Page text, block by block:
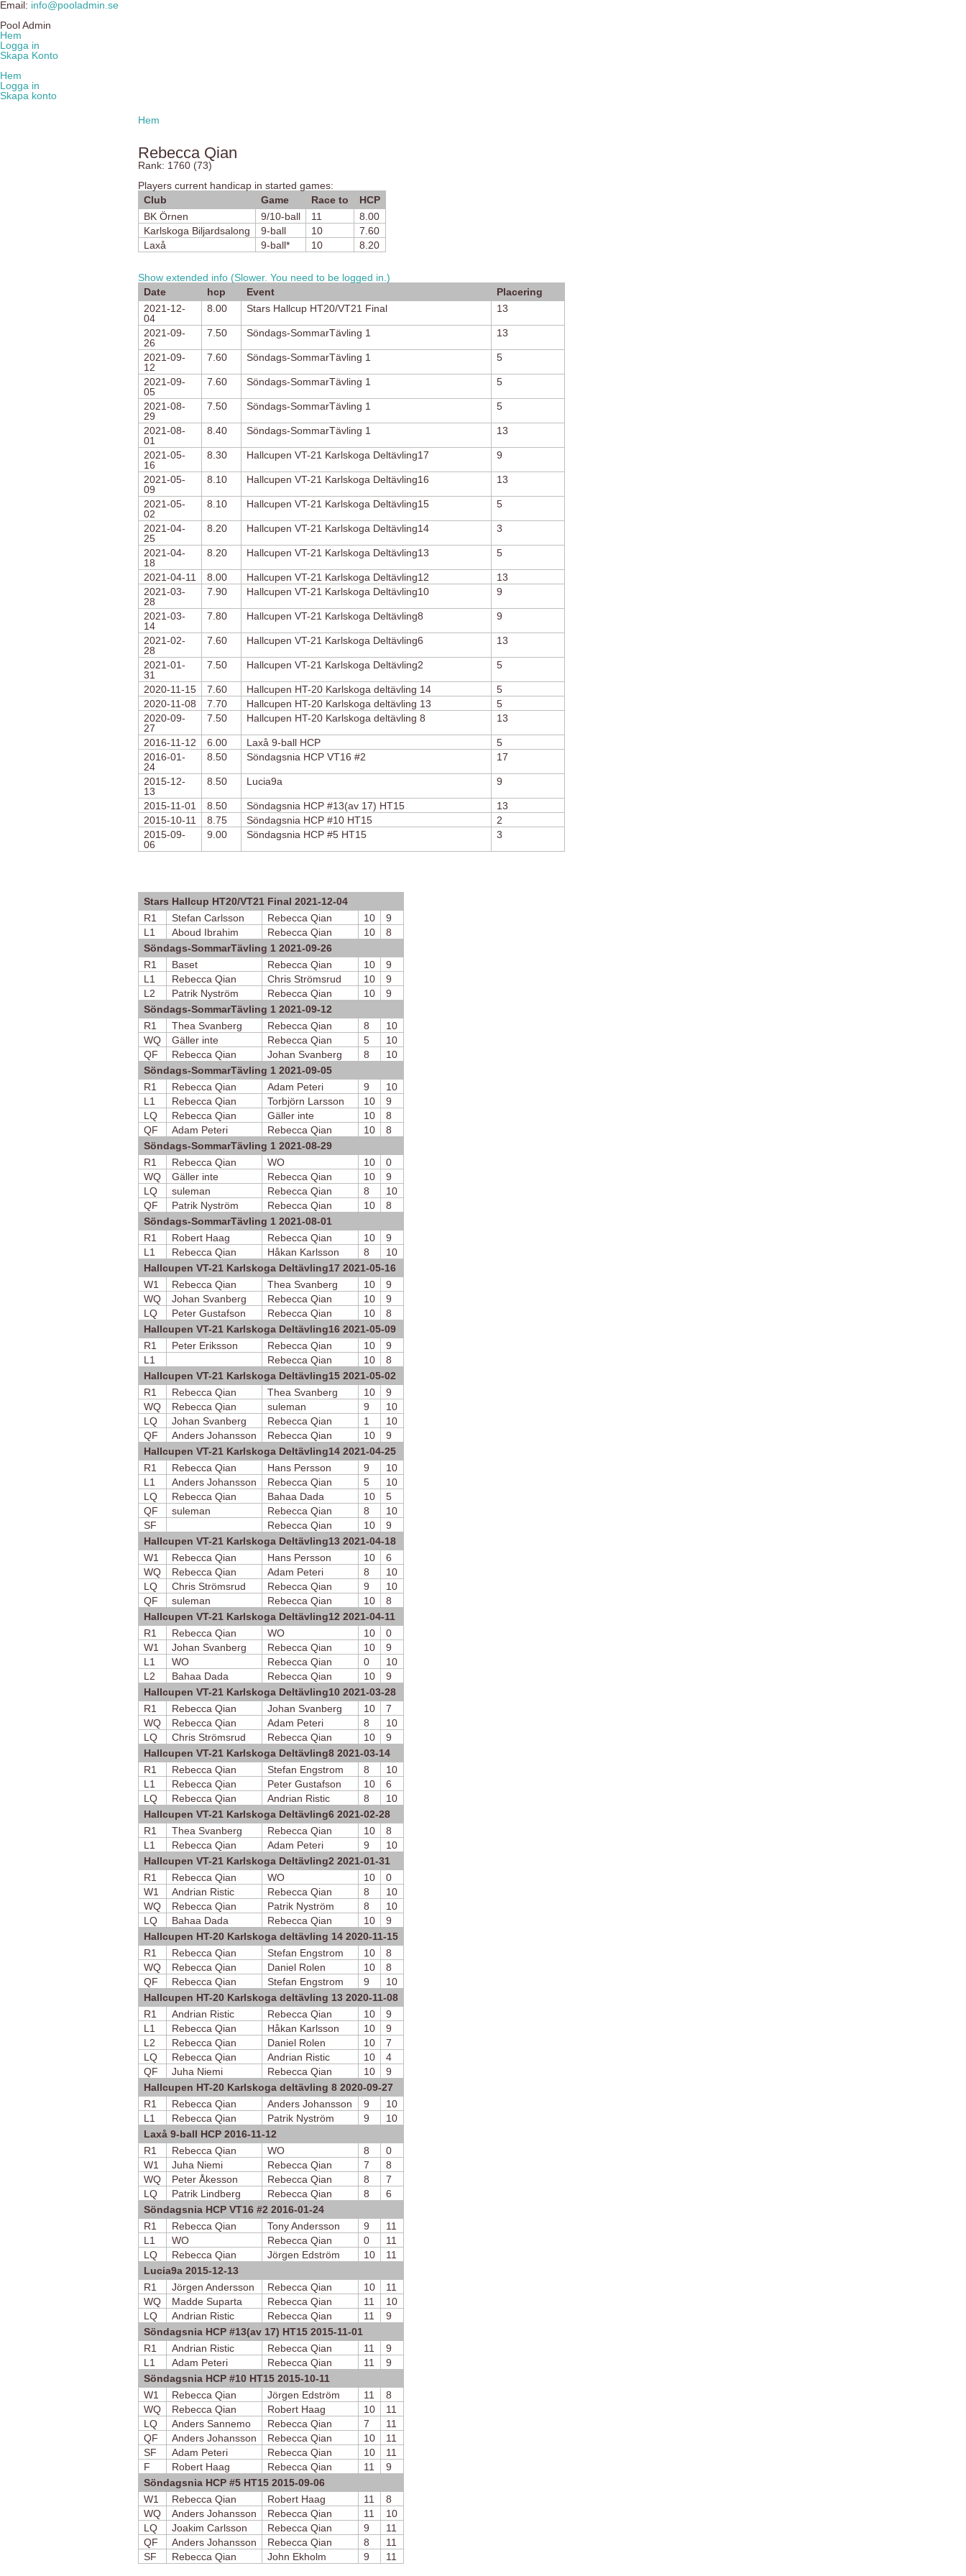
Email: info@pooladmin.se
Pool Admin
Hem
Logga in
Skapa Konto
Hem
Logga in
Skapa konto
Hem
Rebecca Qian
Rank: 1760 (73)
Players current handicap in started games:
Club
Game Race to
HCP
BK Örnen
9/10-ball 11
8.00
Karlskoga Biljardsalong
9-ball 10
7.60
Laxå
9-ball* 10 8.20
Show extended info (Slower. You need to be logged in.)
Date
hcp Event
Placering
2021-12-
04
8.00 Stars Hallcup HT20/VT21 Final 13
2021-09-
26
7.50 Söndags-SommarTävling 1 13
2021-09-
12
7.60 Söndags-SommarTävling 1 5
2021-09-
05
7.60 Söndags-SommarTävling 1 5
2021-08-
29
7.50 Söndags-SommarTävling 1 5
2021-08-
01
8.40 Söndags-SommarTävling 1 13
2021-05-
16
8.30 Hallcupen VT-21 Karlskoga Deltävling17 9
2021-05-
09
8.10 Hallcupen VT-21 Karlskoga Deltävling16 13
2021-05-
02
8.10 Hallcupen VT-21 Karlskoga Deltävling15 5
2021-04-
25
8.20 Hallcupen VT-21 Karlskoga Deltävling14 3
2021-04-
18
8.20 Hallcupen VT-21 Karlskoga Deltävling13 5
2021-04-11 8.00 Hallcupen VT-21 Karlskoga Deltävling12
13
2021-03-
28
7.90 Hallcupen VT-21 Karlskoga Deltävling10 9
2021-03-
14
7.80 Hallcupen VT-21 Karlskoga Deltävling8 9
2021-02-
28
7.60 Hallcupen VT-21 Karlskoga Deltävling6 13
2021-01-
31
7.50 Hallcupen VT-21 Karlskoga Deltävling2 5
2020-11-15 7.60 Hallcupen HT-20 Karlskoga deltävling 14
5
2020-11-08
7.70 Hallcupen HT-20 Karlskoga deltävling 13
5
2020-09-
27
7.50 Hallcupen HT-20 Karlskoga deltävling 8 13
2016-11-12 6.00 Laxå 9-ball HCP
5
2016-01-
24
8.50 Söndagsnia HCP VT16 #2 17
2015-12-
13
8.50 Lucia9a 9
2015-11-01 8.50 Söndagsnia HCP #13(av 17) HT15
13
2015-10-11
8.75 Söndagsnia HCP #10 HT15
2
2015-09-
06
9.00 Söndagsnia HCP #5 HT15 3
Stars Hallcup HT20/VT21 Final 2021-12-04
R1
Stefan Carlsson Rebecca Qian 10
9
L1
Aboud Ibrahim Rebecca Qian 10
8
Söndags-SommarTävling 1 2021-09-26
R1
Baset Rebecca Qian 10
9
L1
Rebecca Qian Chris Strömsrud 10
9
L2
Patrik Nyström Rebecca Qian 10
9
Söndags-SommarTävling 1 2021-09-12
R1
Thea Svanberg Rebecca Qian 8
10
WQ
Gäller inte Rebecca Qian 5
10
QF
Rebecca Qian Johan Svanberg 8
10
Söndags-SommarTävling 1 2021-09-05
R1
Rebecca Qian Adam Peteri 9
10
L1
Rebecca Qian Torbjörn Larsson 10
9
LQ
Rebecca Qian Gäller inte 10
8
QF
Adam Peteri Rebecca Qian 10
8
Söndags-SommarTävling 1 2021-08-29
R1
Rebecca Qian WO 10
0
WQ
Gäller inte Rebecca Qian 10
9
LQ
suleman Rebecca Qian 8
10
QF
Patrik Nyström Rebecca Qian 10
8
Söndags-SommarTävling 1 2021-08-01
R1
Robert Haag Rebecca Qian 10
9
L1
Rebecca Qian Håkan Karlsson 8
10
Hallcupen VT-21 Karlskoga Deltävling17 2021-05-16
W1
Rebecca Qian Thea Svanberg 10
9
WQ
Johan Svanberg Rebecca Qian 10
9
LQ
Peter Gustafson Rebecca Qian 10
8
Hallcupen VT-21 Karlskoga Deltävling16 2021-05-09
R1
Peter Eriksson Rebecca Qian 10
9
L1
Rebecca Qian 10
8
Hallcupen VT-21 Karlskoga Deltävling15 2021-05-02
R1
Rebecca Qian Thea Svanberg 10
9
WQ
Rebecca Qian suleman 9
10
LQ
Johan Svanberg Rebecca Qian 1
10
QF
Anders Johansson Rebecca Qian 10
9
Hallcupen VT-21 Karlskoga Deltävling14 2021-04-25
R1
Rebecca Qian Hans Persson 9
10
L1
Anders Johansson Rebecca Qian 5
10
LQ
Rebecca Qian Bahaa Dada 10
5
QF
suleman Rebecca Qian 8
10
SF
Rebecca Qian 10
9
Hallcupen VT-21 Karlskoga Deltävling13 2021-04-18
W1
Rebecca Qian Hans Persson 10
6
WQ
Rebecca Qian Adam Peteri 8
10
LQ
Chris Strömsrud Rebecca Qian 9
10
QF
suleman Rebecca Qian 10
8
Hallcupen VT-21 Karlskoga Deltävling12 2021-04-11
R1
Rebecca Qian WO 10
0
W1
Johan Svanberg Rebecca Qian 10
9
L1
WO Rebecca Qian 0
10
L2
Bahaa Dada Rebecca Qian 10
9
Hallcupen VT-21 Karlskoga Deltävling10 2021-03-28
R1
Rebecca Qian Johan Svanberg 10
7
WQ
Rebecca Qian Adam Peteri 8
10
LQ
Chris Strömsrud Rebecca Qian 10
9
Hallcupen VT-21 Karlskoga Deltävling8 2021-03-14
R1
Rebecca Qian Stefan Engstrom 8
10
L1
Rebecca Qian Peter Gustafson 10
6
LQ
Rebecca Qian Andrian Ristic 8
10
Hallcupen VT-21 Karlskoga Deltävling6 2021-02-28
R1
Thea Svanberg Rebecca Qian 10
8
L1
Rebecca Qian Adam Peteri 9
10
Hallcupen VT-21 Karlskoga Deltävling2 2021-01-31
R1
Rebecca Qian WO 10
0
W1
Andrian Ristic Rebecca Qian 8
10
WQ
Rebecca Qian Patrik Nyström 8
10
LQ
Bahaa Dada Rebecca Qian 10
9
Hallcupen HT-20 Karlskoga deltävling 14 2020-11-15
R1
Rebecca Qian Stefan Engstrom 10
8
WQ
Rebecca Qian Daniel Rolen 10
8
QF
Rebecca Qian Stefan Engstrom 9
10
Hallcupen HT-20 Karlskoga deltävling 13 2020-11-08
R1
Andrian Ristic Rebecca Qian 10
9
L1
Rebecca Qian Håkan Karlsson 10
9
L2
Rebecca Qian Daniel Rolen 10
7
LQ
Rebecca Qian Andrian Ristic 10
4
QF
Juha Niemi Rebecca Qian 10
9
Hallcupen HT-20 Karlskoga deltävling 8 2020-09-27
R1
Rebecca Qian Anders Johansson 9
10
L1
Rebecca Qian Patrik Nyström 9
10
Laxå 9-ball HCP 2016-11-12
R1
Rebecca Qian WO 8
0
W1
Juha Niemi Rebecca Qian 7
8
WQ
Peter Åkesson Rebecca Qian 8
7
LQ
Patrik Lindberg Rebecca Qian 8
6
Söndagsnia HCP VT16 #2 2016-01-24
R1
Rebecca Qian Tony Andersson 9
11
L1
WO Rebecca Qian 0
11
LQ
Rebecca Qian Jörgen Edström 10
11
Lucia9a 2015-12-13
R1
Jörgen Andersson Rebecca Qian 10
11
WQ
Madde Suparta Rebecca Qian 11
10
LQ
Andrian Ristic Rebecca Qian 11
9
Söndagsnia HCP #13(av 17) HT15 2015-11-01
R1
Andrian Ristic Rebecca Qian 11
9
L1
Adam Peteri Rebecca Qian 11
9
Söndagsnia HCP #10 HT15 2015-10-11
W1
Rebecca Qian Jörgen Edström 11
8
WQ
Rebecca Qian Robert Haag 10
11
LQ
Anders Sannemo Rebecca Qian 7
11
QF
Anders Johansson Rebecca Qian 10
11
SF
Adam Peteri Rebecca Qian 10
11
F
Robert Haag Rebecca Qian 11
9
Söndagsnia HCP #5 HT15 2015-09-06
W1
Rebecca Qian Robert Haag 11
8
WQ
Anders Johansson Rebecca Qian 11
10
LQ
Joakim Carlsson Rebecca Qian 9
11
QF
Anders Johansson Rebecca Qian 8
11
SF
Rebecca Qian John Ekholm 9 11